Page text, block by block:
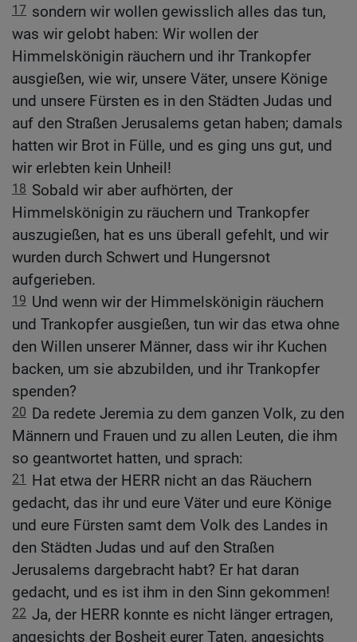
17 sondern wir wollen gewisslich alles das tun,
was wir gelobt haben: Wir wollen der
Himmelskönigin räuchern und ihr Trankopfer
ausgießen, wie wir, unsere Väter, unsere Könige
und unsere Fürsten es in den Städten Judas und
auf den Straßen Jerusalems getan haben; damals
hatten wir Brot in Fülle, und es ging uns gut, und
wir erlebten kein Unheil!
18 Sobald wir aber aufhörten, der
Himmelskönigin zu räuchern und Trankopfer
auszugießen, hat es uns überall gefehlt, und wir
wurden durch Schwert und Hungersnot
aufgerieben.
19 Und wenn wir der Himmelskönigin räuchern
und Trankopfer ausgießen, tun wir das etwa ohne
den Willen unserer Männer, dass wir ihr Kuchen
backen, um sie abzubilden, und ihr Trankopfer
spenden?
20 Da redete Jeremia zu dem ganzen Volk, zu den
Männern und Frauen und zu allen Leuten, die ihm
so geantwortet hatten, und sprach:
21
Hat etwa der HERR nicht an das Räuchern
gedacht, das ihr und eure Väter und eure Könige
und eure Fürsten samt dem Volk des Landes in
den Städten Judas und auf den Straßen
Jerusalems dargebracht habt? Er hat daran
gedacht, und es ist ihm in den Sinn gekommen!
22 Ja, der HERR konnte es nicht länger ertragen,
angesichts der Bosheit eurer Taten, angesichts